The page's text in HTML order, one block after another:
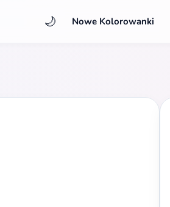
🌙 Nowe Kolorowanki